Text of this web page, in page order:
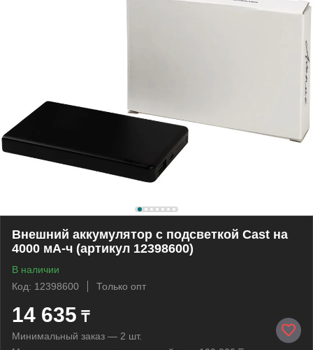
Внешний аккумулятор с подсветкой Cast на
4000 мА-ч (артикул 12398600)
В наличии
Код: 12398600
Только опт
14 635 ₸
Минимальный заказ — 2 шт.